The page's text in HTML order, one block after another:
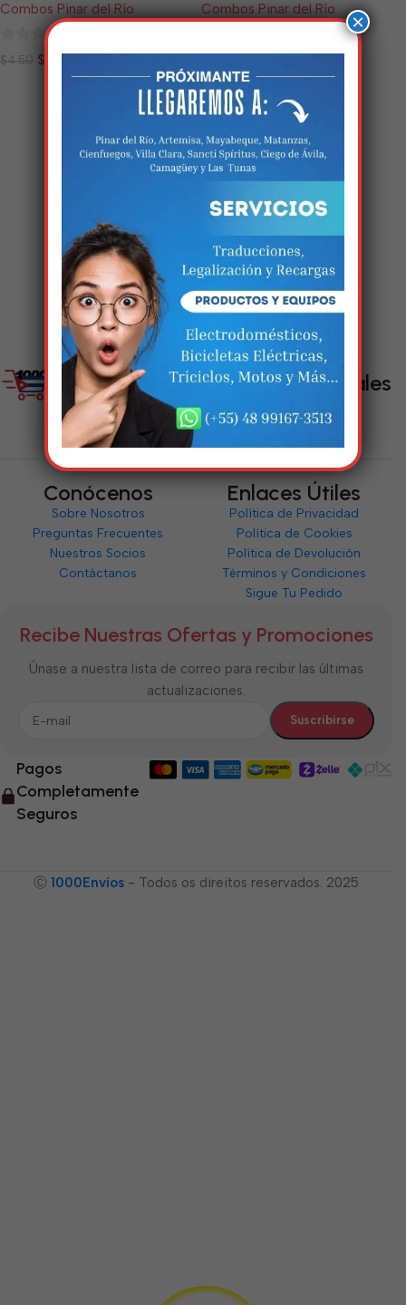
Combos Pinar del Río
0
$4.50 $
Combos Pinar del Río
0
de
5
Enlaces Sociales
Conócenos
Sobre Nosotros
Preguntas Frecuentes
Nuestros Socios
Contáctanos
Enlaces Útiles
Política de Privacidad
Política de Cookies
Política de Devolución
Términos y Condiciones
Sigue Tu Pedido
Recibe Nuestras Ofertas y Promociones
Únase a nuestra lista de correo para recibir las últimas
actualizaciones.
Pagos
Completamente
Seguros
Ⓒ 1000Envíos - Todos os direitos reservados. 2025
×
Estamos trabalhando
nisso!
Em breve, esta página estará
disponível com novidades
incríveis. Agradecemos pela
paciência e compreensão.